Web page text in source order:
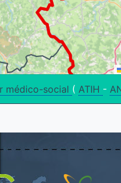
médico-social ( ATIH -